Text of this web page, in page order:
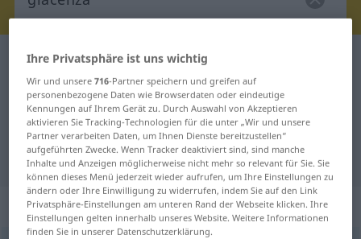
Italienisch-Deutsch Wörterbuch
Italienisch-Deutsch Übersetzung
für "giacenza"
"giacenza" Deutsch Übersetzung
„giacenza“: femminile
Ihre Privatsphäre ist uns wichtig
Wir und unsere716-Partner speichern und greifen auf
personenbezogene Daten wie Browserdaten oder eindeutige
Kennungen auf Ihrem Gerät zu. Durch Auswahl von Akzeptieren
aktivieren Sie Tracking-Technologien für die unter „Wir und unsere
Partner verarbeiten Daten, um Ihnen Dienste bereitzustellen“
aufgeführten Zwecke. Wenn Tracker deaktiviert sind, sind manche
Inhalte und Anzeigen möglicherweise nicht mehr so relevant für Sie. Sie
können dieses Menü jederzeit wieder aufrufen, um Ihre Einstellungen zu
ändern oder Ihre Einwilligung zu widerrufen, indem Sie auf den Link
Privatsphäre-Einstellungen am unteren Rand der Webseite klicken. Ihre
Einstellungen gelten innerhalb unseres Website. Weitere Informationen
finden Sie in unserer Datenschutzerklärung.